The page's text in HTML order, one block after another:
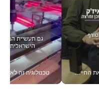
זה שינה לי את החיים: איך עידו איז'ק הופך את הסמארטפון לכלי צילום מקצועי_v